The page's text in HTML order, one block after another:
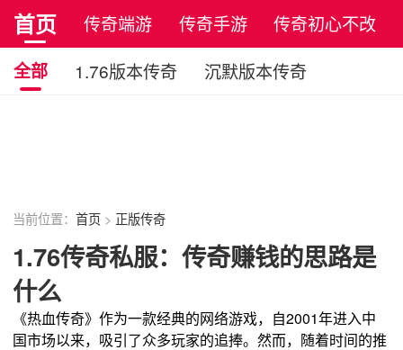
首页 传奇端游 传奇手游
传奇初心不改
正版传奇
全部 1.76版本传奇
沉默版本传奇
复古传奇
当前位置：首页 > 正版传奇
1.76传奇私服：传奇赚钱的思路是
什么
《热血传奇》作为一款经典的网络游戏，自2001年进入中
国市场以来，吸引了众多玩家的追捧。然而，随着时间的推